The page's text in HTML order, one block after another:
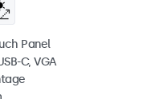
Panel
C, VGA